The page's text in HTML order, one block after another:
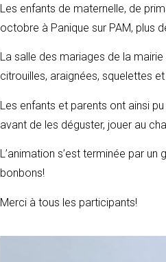
Les enfants de maternelle, de
octobre à Panique sur PAM, plus
La salle des mariages de la
citrouilles, araignées, squelettes
Les enfants et parents ont ainsi
avant de les déguster, jouer au
L’animation s’est terminée par
bonbons!
Merci à tous les participants!